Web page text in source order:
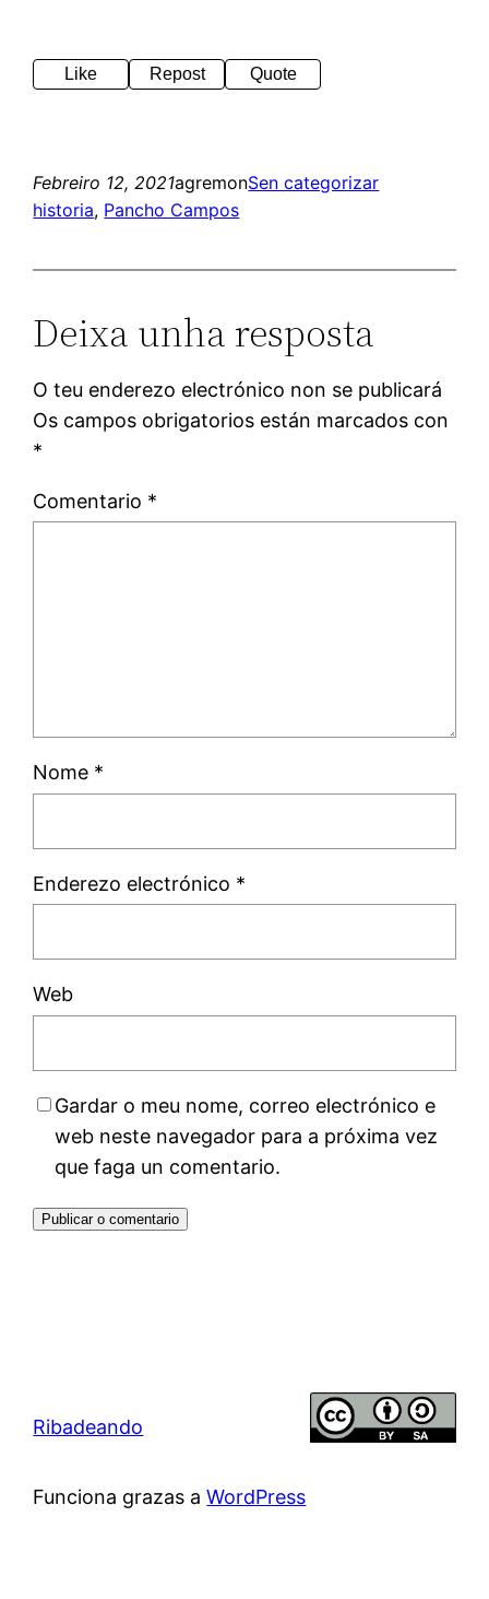
Like Repost Quote
Febreiro 12, 2021agremonSen categorizar
historia, Pancho Campos
Deixa unha resposta
O teu enderezo electrónico non se publicará
Os campos obrigatorios están marcados con
*
Comentario *
Nome *
Enderezo electrónico *
Web
Gardar o meu nome, correo electrónico e
web neste navegador para a próxima vez
que faga un comentario.
Ribadeando
Funciona grazas aWordPress